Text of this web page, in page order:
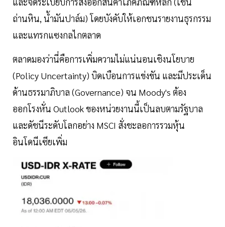
ถ่านหิน, น้ำมันปาล์ม) โดยบังคับให้เอกชนรายงานธุรกรรม
และแทรกแซงกลไกตลาด
ตลาดมองว่านี่คือการเพิ่มความไม่แน่นอนเชิงนโยบาย
(Policy Uncertainty) บิดเบือนการแข่งขัน และมีประเด็น
ด้านธรรมาภิบาล (Governance) จน Moody's ต้อง
ออกโรงหั่น Outlook ของหน่วยงานนี้เป็นลบตามรัฐบาล
และดัชนีระดับโลกอย่าง MSCI สั่งชะลอการรวมหุ้น
อินโดนีเซียเพิ่ม